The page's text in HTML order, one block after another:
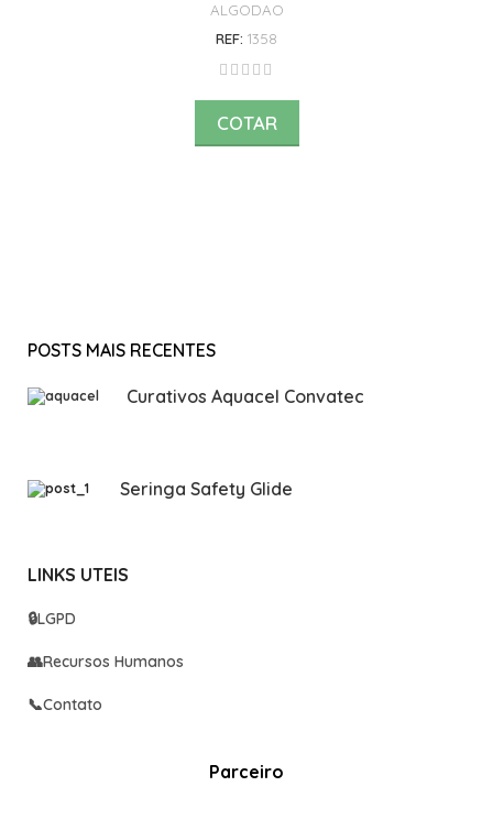
ALGODAO
REF: 1358
COTAR
POSTS MAIS RECENTES
Curativos Aquacel Convatec
Seringa Safety Glide
LINKS UTEIS
🔒LGPD
👥Recursos Humanos
📞Contato
Parceiro